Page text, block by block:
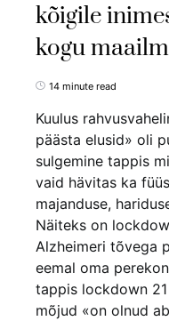
kõigile
kogu
14 minute read
Kuulus
päästa elusid» oli
sulgemine tappis
vaid hävitas ka
majanduse,
Näiteks on
Alzheimeri tõvega
eemal oma
tappis lockdown
mõjud «on olnud